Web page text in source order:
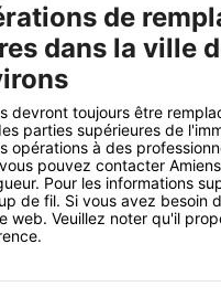
de
dans la ville
devront toujours être
parties supérieures de
opérations à des
pouvez contacter
Pour les informations
de fil. Si vous avez besoin
web. Veuillez noter qu'il